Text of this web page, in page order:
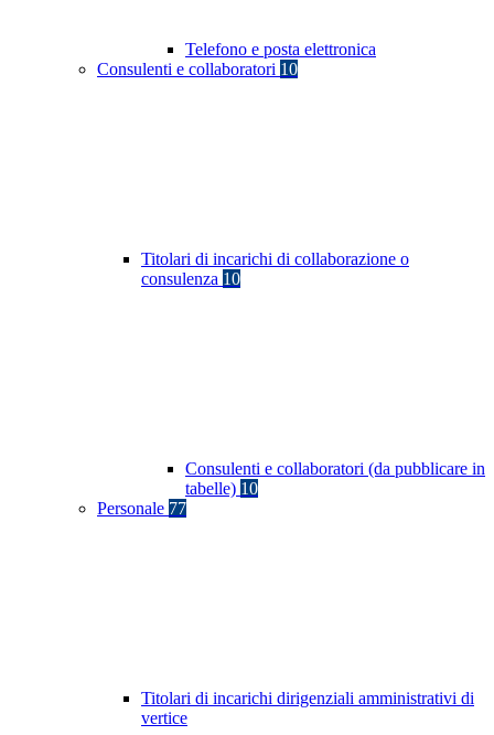
Telefono e posta elettronica
Consulenti e collaboratori 10
Titolari di incarichi di collaborazione o
consulenza 10
Consulenti e collaboratori (da pubblicare in
tabelle) 10
Personale 77
Titolari di incarichi dirigenziali amministrativi di
vertice